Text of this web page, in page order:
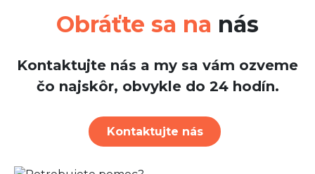
Obráťte sa na nás
Kontaktujte nás a my sa vám ozveme
čo najskôr, obvykle do 24 hodín.
Kontaktujte nás